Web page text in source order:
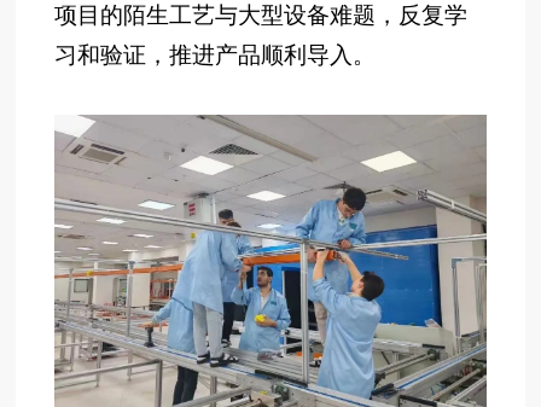
项目的陌生工艺与大型设备难题，反复学
习和验证，推进产品顺利导入。